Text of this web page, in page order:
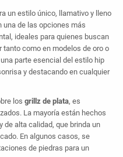
un estilo único, llamativo y lleno
una de las opciones más
ideales para quienes buscan
como en modelos de oro o
parte esencial del estilo hip
y destacando en cualquier
los grillz de plata, es
La mayoría están hechos
de alta calidad, que brinda un
En algunos casos, se
de piedras para un
en tu 1er